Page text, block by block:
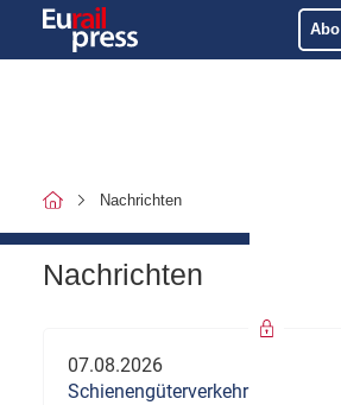
Abo
Nachrichten
Nachrichten
07.08.2026
Schienengüterverkehr